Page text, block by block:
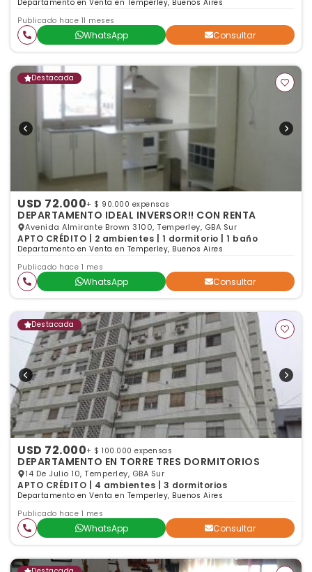
Departamento en Venta en Temperley, Buenos Aires
Publicado hace 11 meses
WhatsApp Consultar
Destacada
USD 72.000+ $ 90.000 expensas
DEPARTAMENTO IDEAL INVERSOR!! CON RENTA
Avenida Almirante Brown 3100, Temperley, GBA Sur
APTO CRÉDITO | 2 ambientes | 1 dormitorio | 1 baño
Departamento en Venta en Temperley, Buenos Aires
Publicado hace 1 mes
WhatsApp Consultar
Destacada
USD 72.000+ $ 100.000 expensas
DEPARTAMENTO EN TORRE TRES DORMITORIOS
14 De Julio 10, Temperley, GBA Sur
APTO CRÉDITO | 4 ambientes | 3 dormitorios
Departamento en Venta en Temperley, Buenos Aires
Publicado hace 1 mes
WhatsApp Consultar